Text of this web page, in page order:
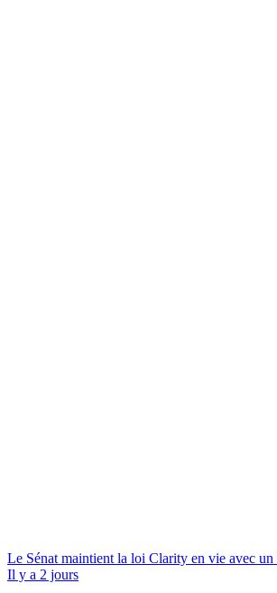
Le Sénat maintient la loi Clarity en vie avec
Il y a 2 jours